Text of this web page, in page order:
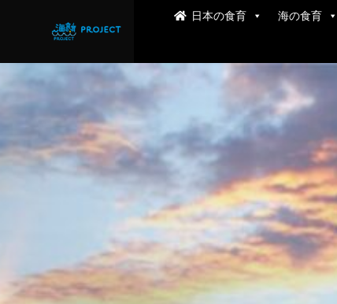
日本の食育 海の食育